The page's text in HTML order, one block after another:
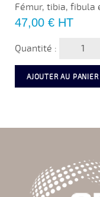
Fémur, tibia, fibula
Prix
47,00 € HT
Quantité :
AJOUTER AU PANIER